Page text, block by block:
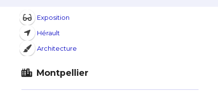
Exposition
Hérault
Architecture
Montpellier